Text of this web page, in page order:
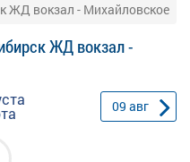
ЖД вокзал - Михайловское
ЖД вокзал -
09 авг